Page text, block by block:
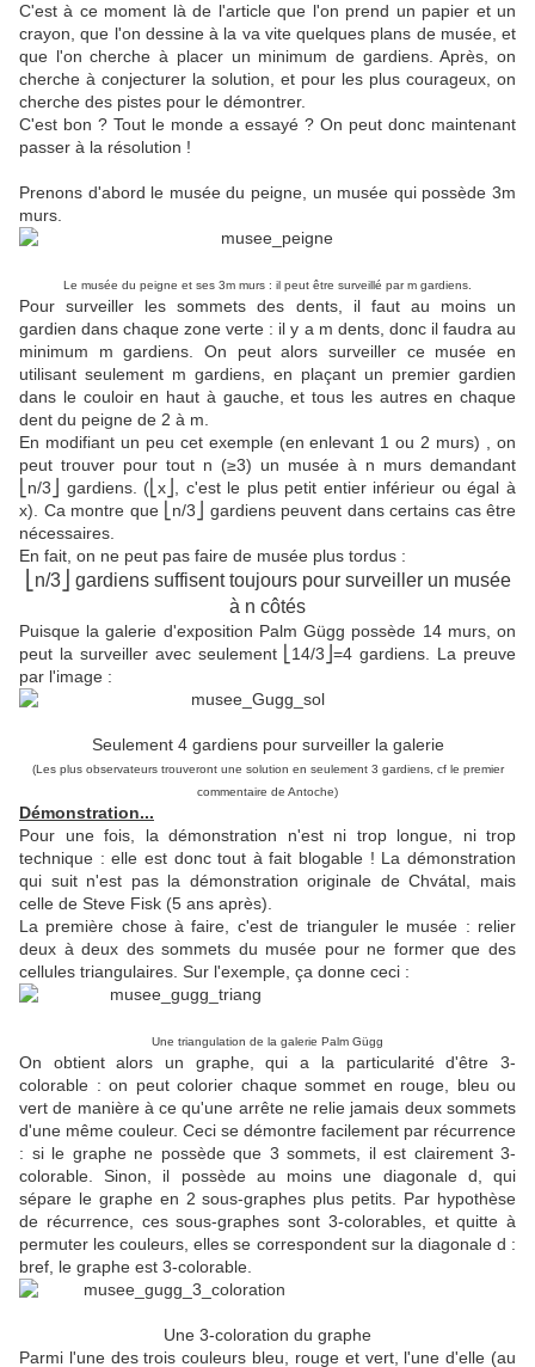
C'est à ce moment là de l'article que l'on prend un papier et un
crayon, que l'on dessine à la va vite quelques plans de musée, et
que l'on cherche à placer un minimum de gardiens. Après, on
cherche à conjecturer la solution, et pour les plus courageux, on
cherche des pistes pour le démontrer.
C'est bon ? Tout le monde a essayé ? On peut donc maintenant
passer à la résolution !
Prenons d'abord le musée du peigne, un musée qui possède 3m
murs.
Le musée du peigne et ses 3m murs : il peut être surveillé par m gardiens.
Pour surveiller les sommets des dents, il faut au moins un
gardien dans chaque zone verte : il y a m dents, donc il faudra au
minimum m gardiens. On peut alors surveiller ce musée en
utilisant seulement m gardiens, en plaçant un premier gardien
dans le couloir en haut à gauche, et tous les autres en chaque
dent du peigne de 2 à m.
En modifiant un peu cet exemple (en enlevant 1 ou 2 murs) , on
peut trouver pour tout n (≥3) un musée à n murs demandant
⎣n/3⎦ gardiens. (⎣x⎦, c'est le plus petit entier inférieur ou égal à
x). Ca montre que ⎣n/3⎦ gardiens peuvent dans certains cas être
nécessaires.
En fait, on ne peut pas faire de musée plus tordus :
⎣n/3⎦ gardiens suffisent toujours pour surveiller un musée
à n côtés
Puisque la galerie d'exposition Palm Gügg possède 14 murs, on
peut la surveiller avec seulement ⎣14/3⎦=4 gardiens. La preuve
par l'image :
Seulement 4 gardiens pour surveiller la galerie
(Les plus observateurs trouveront une solution en seulement 3 gardiens, cf le premier
commentaire de Antoche)
Démonstration...
Pour une fois, la démonstration n'est ni trop longue, ni trop
technique : elle est donc tout à fait blogable ! La démonstration
qui suit n'est pas la démonstration originale de Chvátal, mais
celle de Steve Fisk (5 ans après).
La première chose à faire, c'est de trianguler le musée : relier
deux à deux des sommets du musée pour ne former que des
cellules triangulaires. Sur l'exemple, ça donne ceci :
Une triangulation de la galerie Palm Gügg
On obtient alors un graphe, qui a la particularité d'être 3-
colorable : on peut colorier chaque sommet en rouge, bleu ou
vert de manière à ce qu'une arrête ne relie jamais deux sommets
d'une même couleur. Ceci se démontre facilement par récurrence
: si le graphe ne possède que 3 sommets, il est clairement 3-
colorable. Sinon, il possède au moins une diagonale d, qui
sépare le graphe en 2 sous-graphes plus petits. Par hypothèse
de récurrence, ces sous-graphes sont 3-colorables, et quitte à
permuter les couleurs, elles se correspondent sur la diagonale d :
bref, le graphe est 3-colorable.
Une 3-coloration du graphe
Parmi l'une des trois couleurs bleu, rouge et vert, l'une d'elle (au